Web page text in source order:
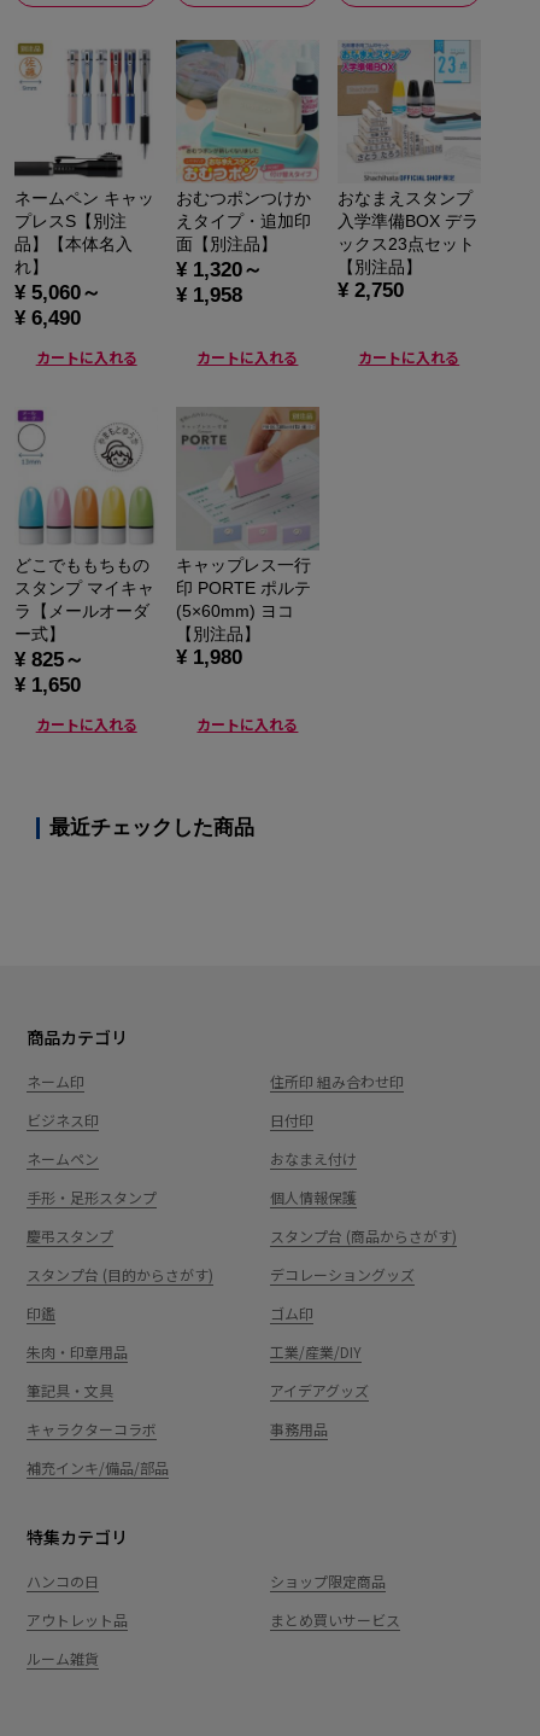
ネームペン キャッ
プレスS【別注
品】【本体名入
れ】
¥ 5,060～
¥ 6,490
カートに入れる
おむつポンつけか
えタイプ・追加印
面【別注品】
¥ 1,320～
¥ 1,958
カートに入れる
おなまえスタンプ
入学準備BOX デラ
ックス23点セット
【別注品】
¥ 2,750
カートに入れる
どこでももちもの
スタンプ マイキャ
ラ【メールオーダ
ー式】
¥ 825～
¥ 1,650
カートに入れる
キャップレス一行
印 PORTE ポルテ
(5×60mm) ヨコ
【別注品】
¥ 1,980
カートに入れる
最近チェックした商品
商品カテゴリ
ネーム印
住所印 組み合わせ印
ビジネス印
日付印
ネームペン
おなまえ付け
手形・足形スタンプ
個人情報保護
慶弔スタンプ
スタンプ台 (商品からさがす)
スタンプ台 (目的からさがす)
デコレーショングッズ
印鑑
ゴム印
朱肉・印章用品
工業/産業/DIY
筆記具・文具
アイデアグッズ
キャラクターコラボ
事務用品
補充インキ/備品/部品
特集カテゴリ
ハンコの日
ショップ限定商品
アウトレット品
まとめ買いサービス
ルーム雑貨